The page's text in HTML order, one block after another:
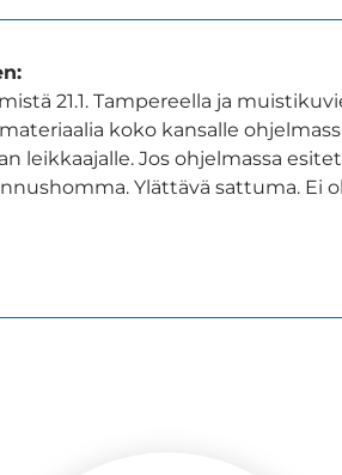
21.1. Tampereella ja
koko kansalle
leikkaajalle. Jos ohjelmassa
Ylättävä sattuma.